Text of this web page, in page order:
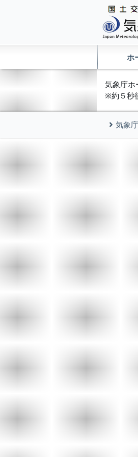
ホ
気象庁ホ
※約５秒
気象